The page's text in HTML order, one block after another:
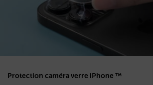
Protection caméra verre iPhone ™